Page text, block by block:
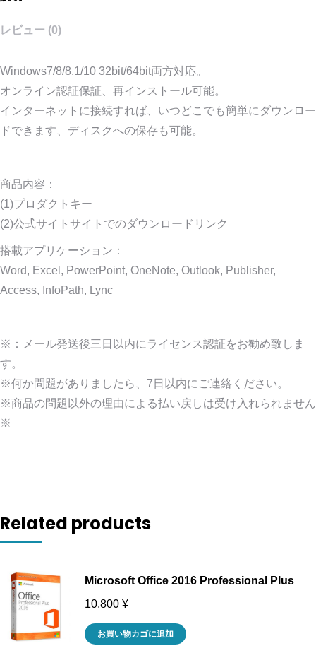
レビュー (0)
Windows7/8/8.1/10 32bit/64bit両方対応。
オンライン認証保証、再インストール可能。
インターネットに接続すれば、いつどこでも簡単にダウンロー
ドできます、ディスクへの保存も可能。
商品内容：
(1)プロダクトキー
(2)公式サイトサイトでのダウンロードリンク
搭載アプリケーション：
Word, Excel, PowerPoint, OneNote, Outlook, Publisher,
Access, InfoPath, Lync
※：メール発送後三日以内にライセンス認証をお勧め致しま
す。
※何か問題がありましたら、7日以内にご連絡ください。
※商品の問題以外の理由による払い戻しは受け入れられません
※
Related products
Microsoft Office 2016 Professional Plus
10,800 ¥
お買い物カゴに追加